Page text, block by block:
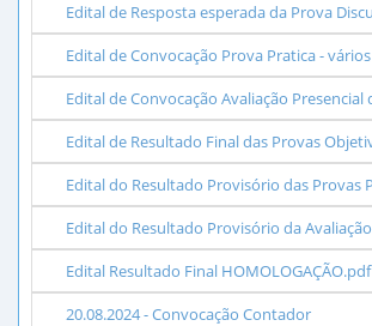
Edital de Resposta esperada da Prova
Edital de Convocação Prova Pratica -
Edital de Convocação Avaliação Presencial
Edital de Resultado Final das Provas
Edital do Resultado Provisório das Provas
Edital do Resultado Provisório da
Edital Resultado Final HOMOLOGAÇÃO.pdf
20.08.2024 - Convocação Contador